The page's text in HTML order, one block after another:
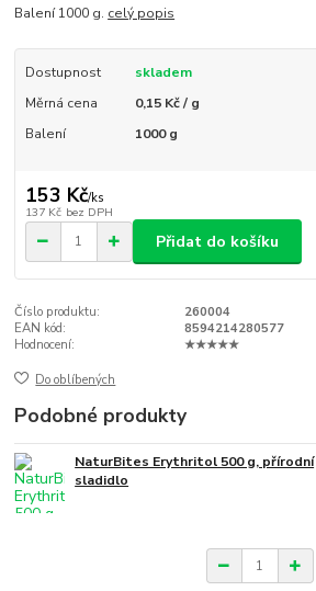
Balení 1000 g. celý popis
Dostupnost
skladem
Měrná cena
0,15 Kč / g
Balení
1000 g
153 Kč/ks
137 Kč bez DPH
Přidat do košíku
Číslo produktu:
260004
EAN kód:
8594214280577
Hodnocení:
★★★★★
Do oblíbených
Podobné produkty
NaturBites Erythritol 500 g, přírodní
sladidlo